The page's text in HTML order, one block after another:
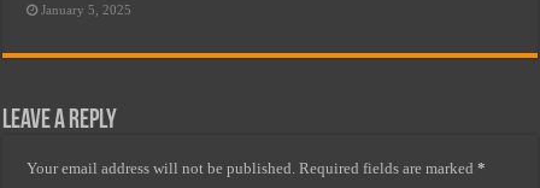
January 5, 2025
Leave a Reply
Your email address will not be published. Required fields are marked*